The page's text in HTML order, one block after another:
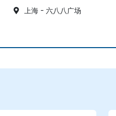
上海 - 六八八广场